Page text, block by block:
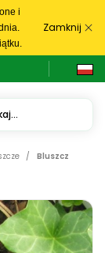
i
Zamknij
Bluszcz